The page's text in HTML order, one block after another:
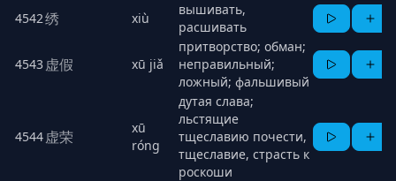
4542绣 xiù
вышивать,
расшивать
4543虚假 xū jiǎ
притворство; обман;
неправильный;
ложный; фальшивый
4544虚荣
xū
róng
дутая слава;
льстящие
тщеславию почести,
тщеславие, страсть к
роскоши